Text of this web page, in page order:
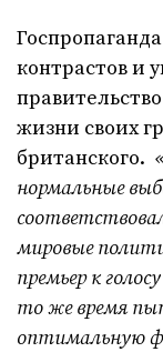
контрастов и
жизни своих
британского.
нормальные
мировые
премьер к
то же время
оптимальную